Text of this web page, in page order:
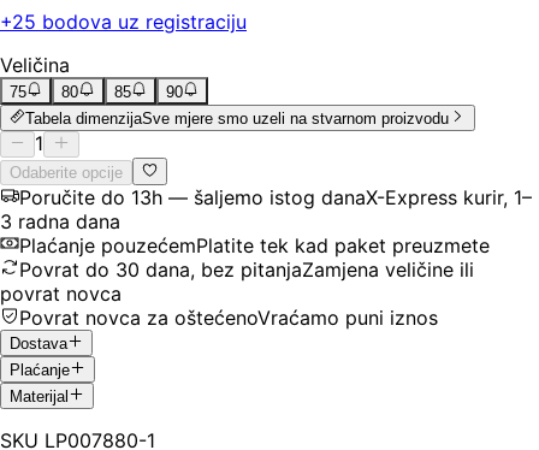
+25 bodova uz registraciju
Veličina
75 80 85
90
Tabela dimenzijaSve mjere smo uzeli na stvarnom proizvodu
1
Odaberite opcije
Poručite do 13h — šaljemo istog danaX-Express kurir, 1–
3 radna dana
Plaćanje pouzećemPlatite tek kad paket preuzmete
Povrat do 30 dana, bez pitanjaZamjena veličine ili
povrat novca
Povrat novca za oštećenoVraćamo puni iznos
Dostava
Plaćanje
Materijal
SKU LP007880-1